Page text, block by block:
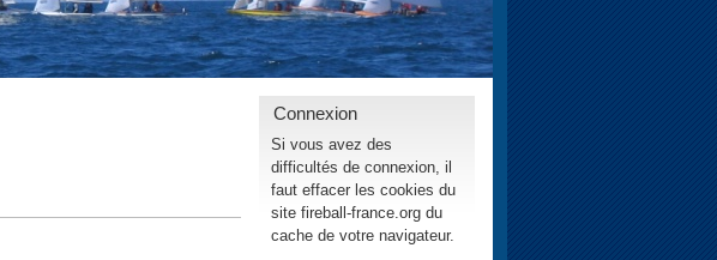
Connexion
Si vous avez des
difficultés de connexion, il
faut effacer les cookies du
site fireball-france.org du
cache de votre navigateur.